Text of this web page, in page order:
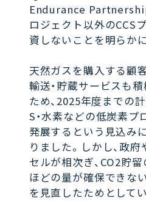
Endurance
ロジェクト以外のCCS
資しないことを明らか
天然ガスを購入する顧
輸送・貯蔵サービスも
ため、2025年度までの
S・水素などの低炭素
発展するという見込み
りました。しかし、政
セルが相次ぎ、CO2貯
ほどの量が確保できな
を見直したためとしてい